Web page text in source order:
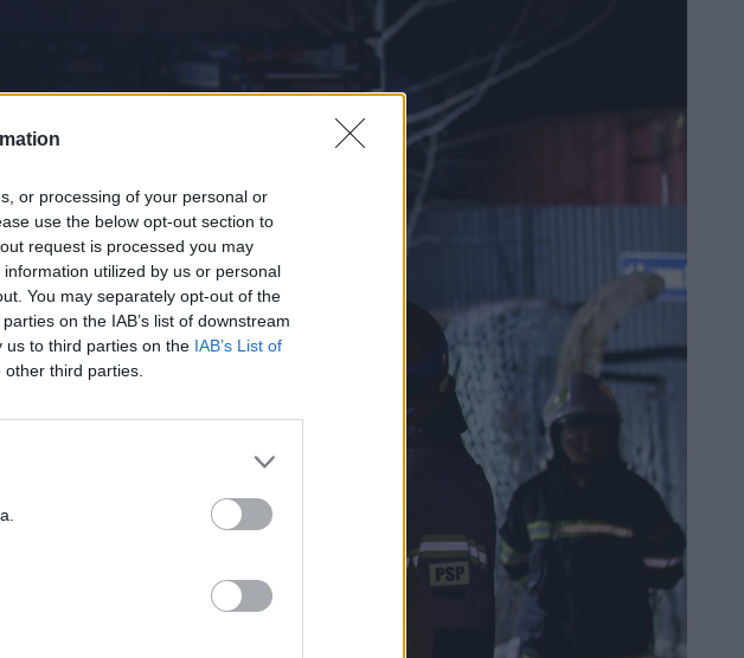
or processing of your personal or
use the below opt-out section to
request is processed you may
utilized by us or personal
You may separately opt-out of the
on the IAB’s list of downstream
us to third parties on the IAB’s List of
third parties.